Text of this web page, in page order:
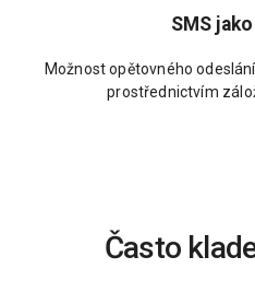
SMS
Možnost opětovného
prostřednictvím
Často